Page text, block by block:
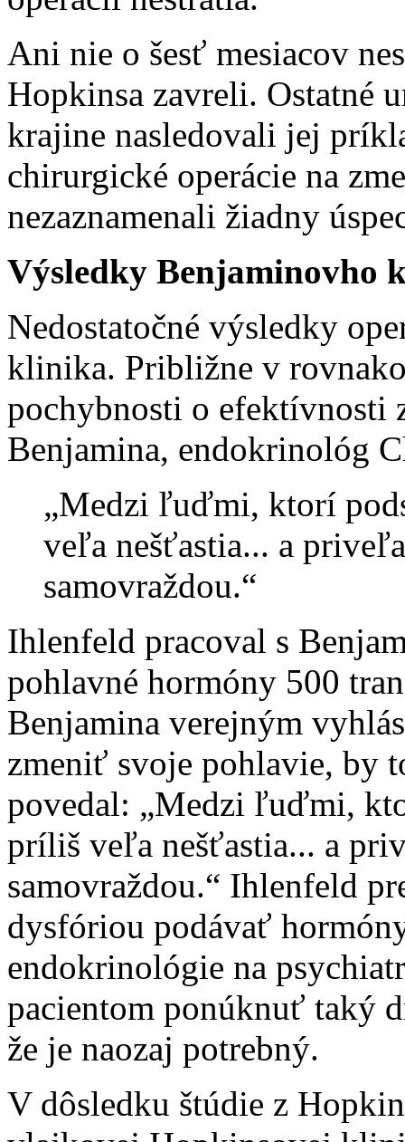
Ani nie o šesť mesiacov
Hopkinsa zavreli. Ostatné
krajine nasledovali jej
chirurgické operácie na
nezaznamenali žiadny
Výsledky Benjaminovho
Nedostatočné výsledky
klinika. Približne v
pochybnosti o efektívnosti
Benjamina, endokrinológ
„Medzi ľuďmi, ktorí
veľa nešťastia... a
samovraždou.“
Ihlenfeld pracoval s
pohlavné hormóny 500
Benjamina verejným
zmeniť svoje pohlavie, by
povedal: „Medzi ľuďmi,
príliš veľa nešťastia... a
samovraždou.“ Ihlenfeld
dysfóriou podávať
endokrinológie na
pacientom ponúknuť taký
že je naozaj potrebný.
V dôsledku štúdie z